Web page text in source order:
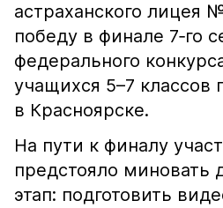
астраханского лицея
победу в финале 7‑го
федерального
учащихся 5–7 классов
в Красноярске.
На пути к финалу
предстояло миновать
этап: подготовить